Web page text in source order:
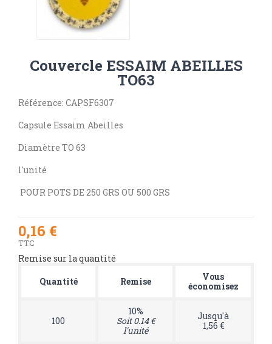
Couvercle ESSAIM ABEILLES
TO63
Référence: CAPSF6307
Capsule Essaim Abeilles
Diamètre TO 63
l'unité
POUR POTS DE 250 GRS OU 500 GRS
0,16 €
TTC
Remise sur la quantité
Quantité
Remise
Vous
économisez
100
10%
Soit 0.14 €
l'unité
Jusqu'à
1,56 €